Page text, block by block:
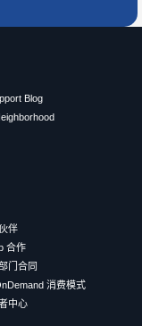
Blog
伴
合作
门合同
消费模式
中心